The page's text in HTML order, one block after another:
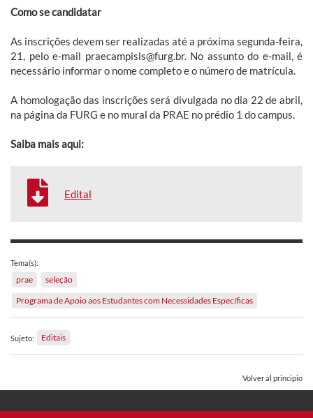
Como se candidatar
As inscrições devem ser realizadas até a próxima segunda-feira,
21, pelo e-mail praecampisls@furg.br. No assunto do e-mail, é
necessário informar o nome completo e o número de matrícula.
A homologação das inscrições será divulgada no dia 22 de abril,
na página da FURG e no mural da PRAE no prédio 1 do campus.
Saiba mais aqui:
Edital
Tema(s):
prae
seleção
Programa de Apoio aos Estudantes com Necessidades Específicas
Sujeto: Editais
Volver al principio